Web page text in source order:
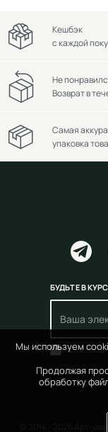
Мы используем
Продолжая
обработку
Кешбэк
с каждой
Не
Возврат в
Самая
упаковка
БУДЬТЕ В
© 2014 - 2026 Арт-